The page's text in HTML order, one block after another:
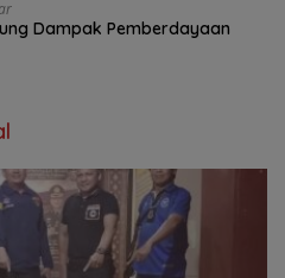
Dampak Pemberdayaan